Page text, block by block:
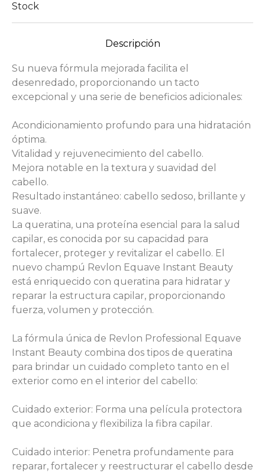
Stock
Descripción
Su nueva fórmula mejorada facilita el
desenredado, proporcionando un tacto
excepcional y una serie de beneficios adicionales:
Acondicionamiento profundo para una hidratación
óptima.
Vitalidad y rejuvenecimiento del cabello.
Mejora notable en la textura y suavidad del
cabello.
Resultado instantáneo: cabello sedoso, brillante y
suave.
La queratina, una proteína esencial para la salud
capilar, es conocida por su capacidad para
fortalecer, proteger y revitalizar el cabello. El
nuevo champú Revlon Equave Instant Beauty
está enriquecido con queratina para hidratar y
reparar la estructura capilar, proporcionando
fuerza, volumen y protección.
La fórmula única de Revlon Professional Equave
Instant Beauty combina dos tipos de queratina
para brindar un cuidado completo tanto en el
exterior como en el interior del cabello:
Cuidado exterior: Forma una película protectora
que acondiciona y flexibiliza la fibra capilar.
Cuidado interior: Penetra profundamente para
reparar, fortalecer y reestructurar el cabello desde